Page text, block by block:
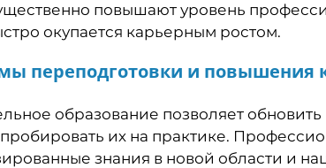
повышают уровень
окупается карьерным ростом.
переподготовки и повышения
образование позволяет
их на практике.
знания в новой области и